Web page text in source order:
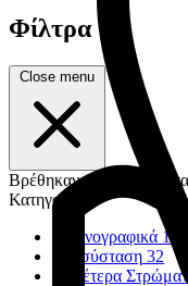
Φίλτρα
Close menu
Βρέθηκαν 1.260 προϊόντα
Κατηγορία
Ακτινογραφικά 17
Ανασύσταση 32
Ουδέτερα Στρώματα